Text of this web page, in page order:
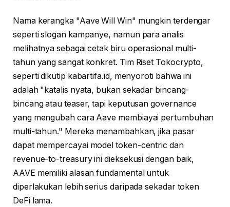
Nama kerangka "Aave Will Win" mungkin terdengar
seperti slogan kampanye, namun para analis
melihatnya sebagai cetak biru operasional multi-
tahun yang sangat konkret. Tim Riset Tokocrypto,
seperti dikutip kabartifa.id, menyoroti bahwa ini
adalah "katalis nyata, bukan sekadar bincang-
bincang atau teaser, tapi keputusan governance
yang mengubah cara Aave membiayai pertumbuhan
multi-tahun." Mereka menambahkan, jika pasar
dapat mempercayai model token-centric dan
revenue-to-treasury ini dieksekusi dengan baik,
AAVE memiliki alasan fundamental untuk
diperlakukan lebih serius daripada sekadar token
DeFi lama.